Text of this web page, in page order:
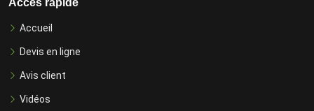
Accès rapide
Accueil
Devis en ligne
Avis client
Vidéos